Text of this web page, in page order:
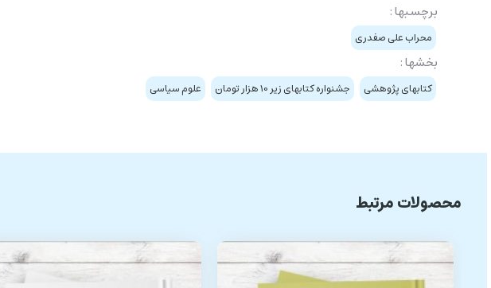
برچسبها :
محراب علی صفدری
بخشها :
کتابهای پژوهشی جشنواره کتابهای زیر 10 هزار تومان علوم سیاسی
محصولات مرتبط